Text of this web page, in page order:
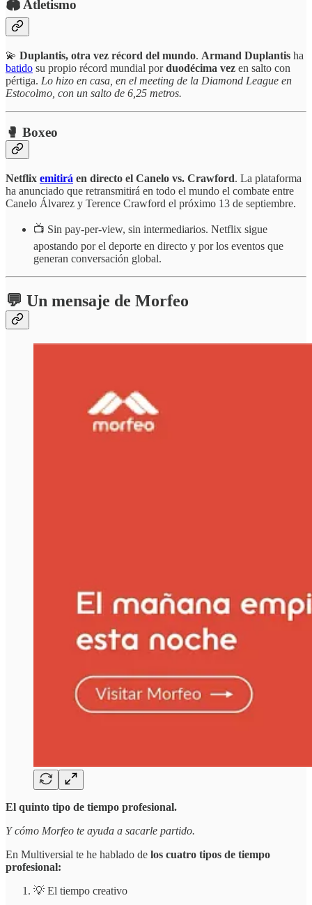
🏟️ Atletismo
💫 Duplantis, otra vez récord del mundo. Armand Duplantis ha
batido su propio récord mundial porduodécima vez en salto con
pértiga. Lo hizo en casa, en el meeting de la Diamond League en
Estocolmo, con un salto de 6,25 metros.
🥊 Boxeo
Netflix emitirá en directo el Canelo vs. Crawford. La plataforma
ha anunciado que retransmitirá en todo el mundo el combate entre
Canelo Álvarez y Terence Crawford el próximo 13 de septiembre.
📺 Sin pay-per-view, sin intermediarios. Netflix sigue
apostando por el deporte en directo y por los eventos que
generan conversación global.
💬 Un mensaje de Morfeo
El quinto tipo de tiempo profesional.
Y cómo Morfeo te ayuda a sacarle partido.
En Multiversial te he hablado de los cuatro tipos de tiempo
profesional:
💡 El tiempo creativo